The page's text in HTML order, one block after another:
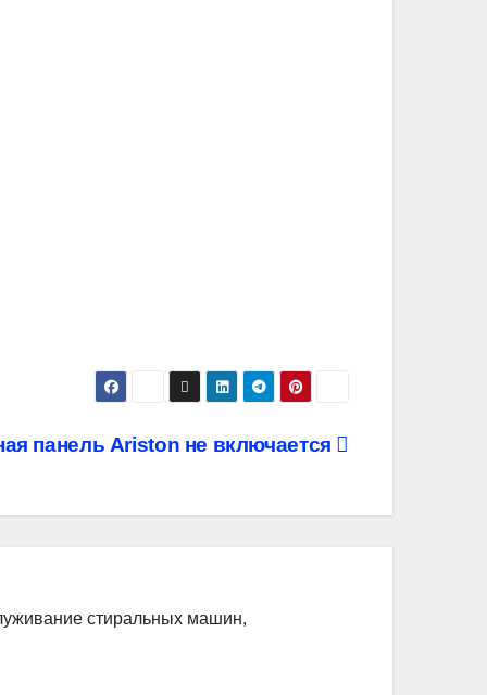
панель Ariston не включается
стиральных машин,